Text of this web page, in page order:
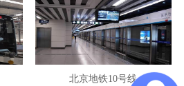
北京地铁10号线